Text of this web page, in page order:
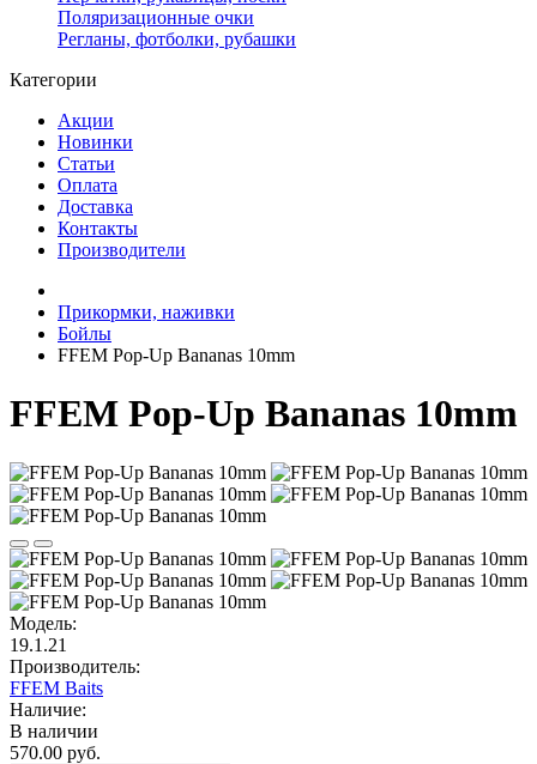
Поляризационные очки
Регланы, фотболки, рубашки
Категории
Акции
Новинки
Статьи
Оплата
Доставка
Контакты
Производители
Прикормки, наживки
Бойлы
FFEM Pop-Up Bananas 10mm
FFEM Pop-Up Bananas 10mm
Модель:
19.1.21
Производитель:
FFEM Baits
Наличие:
В наличии
570.00 руб.